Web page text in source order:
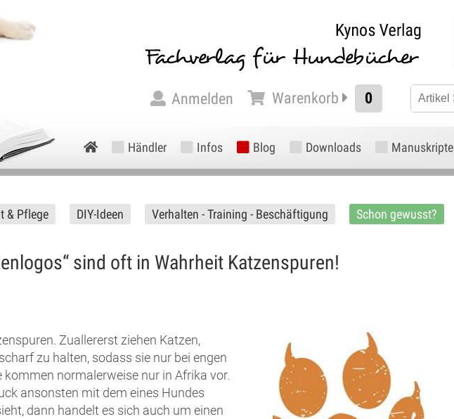
& Pflege DIY-Ideen Verhalten - Training - Beschäftigung Schon gewusst?
sind oft in Wahrheit Katzenspuren!
Zuallererst ziehen Katzen,
zu halten, sodass sie nur bei engen
kommen normalerweise nur in Afrika vor.
ansonsten mit dem eines Hundes
dann handelt es sich auch um einen
Anmelden Warenkorb 0
Händler Infos Blog Downloads Manuskripte